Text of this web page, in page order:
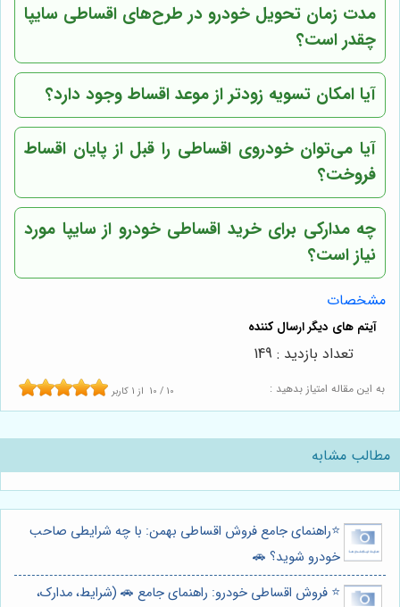
مدت زمان تحویل خودرو در طرح‌های اقساطی سایپا
چقدر است؟
آیا امکان تسویه زودتر از موعد اقساط وجود دارد؟
آیا می‌توان خودروی اقساطی را قبل از پایان اقساط
فروخت؟
چه مدارکی برای خرید اقساطی خودرو از سایپا مورد
نیاز است؟
مشخصات
به این مقاله امتیاز بدهید : 10 / 10 از 1 کاربر
تعداد بازدید : 149
مطالب مشابه
⭐️راهنمای جامع فروش اقساطی بهمن: با چه شرایطی صاحب
خودرو شوید؟ 🚗
⭐️ فروش اقساطی خودرو: راهنمای جامع 🚗 (شرایط، مدارک،